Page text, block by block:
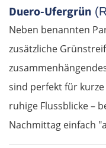
Duero-Ufergrün
Neben benannten
zusätzliche
sind perfekt für
ruhige Flussblicke –
Nachmittag einfach
Bratislava
Trnava
Nové Zámky